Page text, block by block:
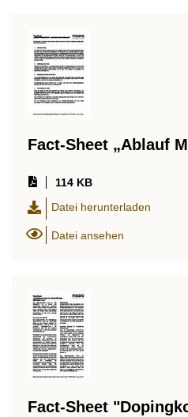
Fact-Sheet „Ablauf
114 KB
Datei herunterladen
Datei ansehen
Fact-Sheet